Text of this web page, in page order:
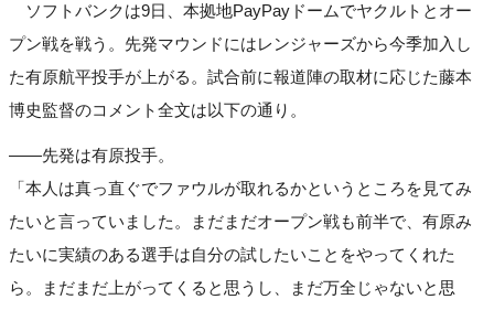
ソフトバンクは9日、本拠地PayPayドームでヤクルトとオー
プン戦を戦う。先発マウンドにはレンジャーズから今季加入し
た有原航平投手が上がる。試合前に報道陣の取材に応じた藤本
博史監督のコメント全文は以下の通り。
――先発は有原投手。
「本人は真っ直ぐでファウルが取れるかというところを見てみ
たいと言っていました。まだまだオープン戦も前半で、有原み
たいに実績のある選手は自分の試したいことをやってくれた
ら。まだまだ上がってくると思うし、まだ万全じゃないと思